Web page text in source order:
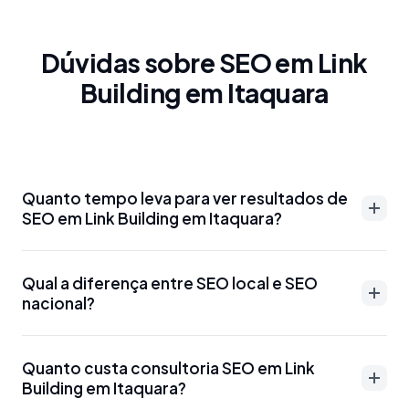
Dúvidas sobre SEO em Link
Building em Itaquara
Quanto tempo leva para ver resultados de
SEO em Link Building em Itaquara?
podem aparecer entre 3-6 meses para palavras-
chave menos competitivas. Para termos mais
disputados como 'advogado Link Building em
Itaquara' ou 'dentista Link Building em Itaquara', o
prazo pode ser de 6-12 meses. Otimizações técnicas
Qual a diferença entre SEO local e SEO
nacional?
aparecer para buscas específicas da região, como
'SEO Link Building em Itaquara' ou 'marketing digital
Quanto custa consultoria SEO em Link
Building em Itaquara?